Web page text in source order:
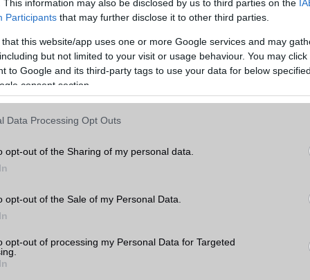
This information may also be disclosed by us to third parties on the
Participants that may further disclose it to other third parties.
that this website/app uses one or more Google services and may
but not limited to your visit or usage behaviour. You may
to Google and its third-party tags to use your data for below
consent section.
Data Processing Opt Outs
opt-out of the Sharing of my personal data.
opt-out of the Sale of my Personal Data.
opt-out of processing my Personal Data for Targeted
árak
Memória bővíthetőség T-Flash/microSD
GPRS Van
EDGE